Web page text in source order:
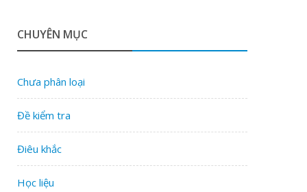
CHUYÊN MỤC
Chưa phân loại
Đề kiểm tra
Điêu khắc
Học liệu